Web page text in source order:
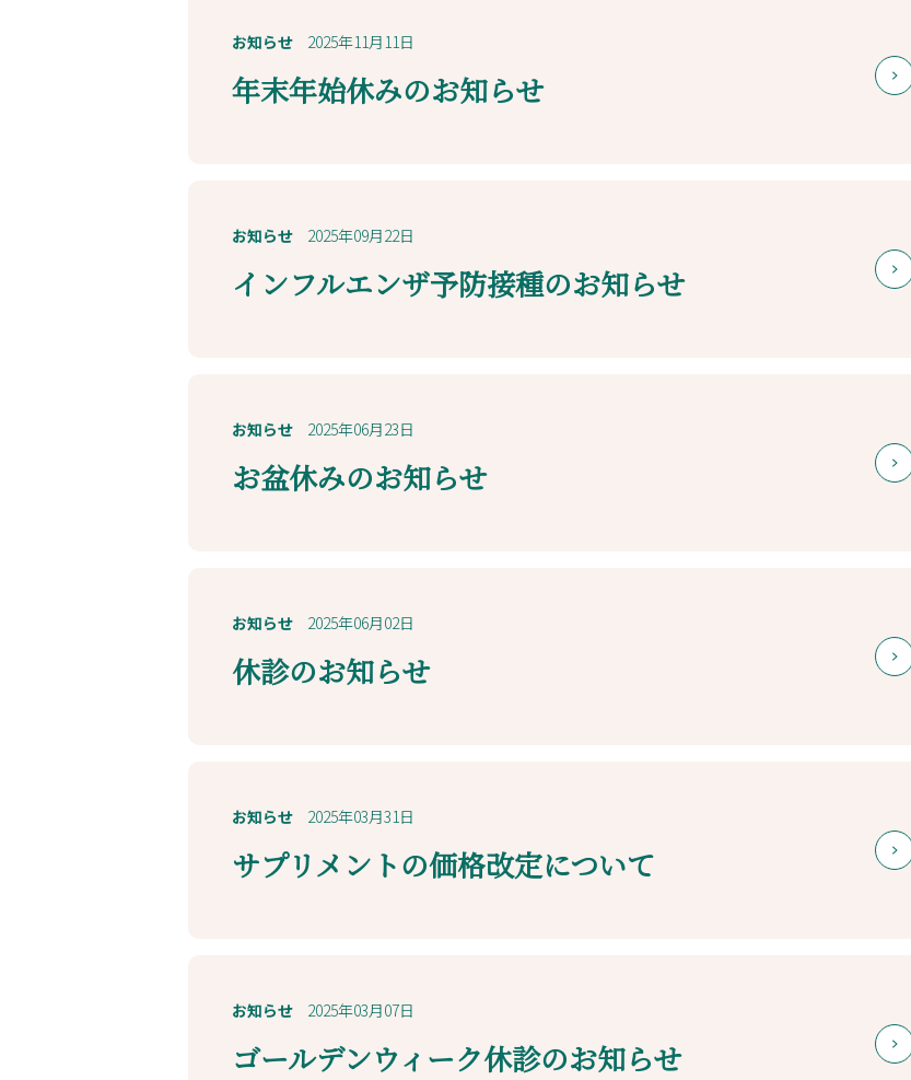
お知らせ 2025年11月11日
年末年始休みのお知らせ
お知らせ 2025年09月22日
インフルエンザ予防接種のお知らせ
お知らせ 2025年06月23日
お盆休みのお知らせ
お知らせ 2025年06月02日
休診のお知らせ
お知らせ 2025年03月31日
サプリメントの価格改定について
お知らせ 2025年03月07日
ゴールデンウィーク休診のお知らせ